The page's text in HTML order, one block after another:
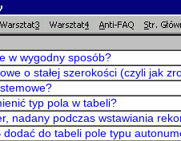
w wygodny sposób?
o stałej szerokości (czyli jak
typ pola w tabeli?
nadany podczas wstawiania
dodać do tabeli pole typu